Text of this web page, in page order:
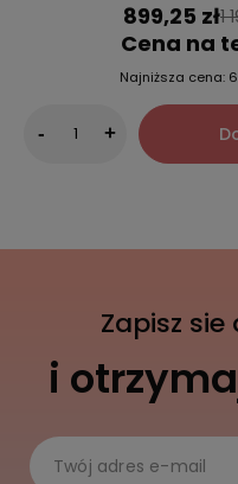
899,25 zł1
Cena na
Najniższa cena:
- +
Zapisz
i
Twój adres e-mail